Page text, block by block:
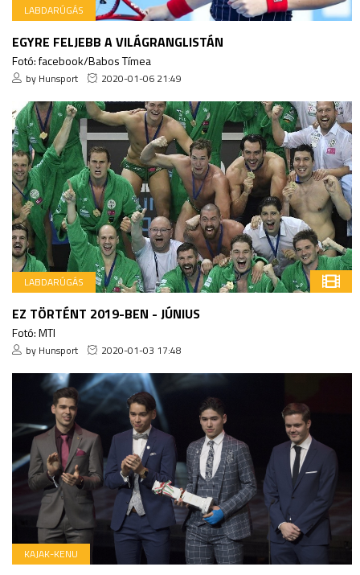
LABDARÚGÁS
EGYRE FELJEBB A VILÁGRANGLISTÁN
Fotó: facebook/Babos Tímea
by Hunsport 2020-01-06 21:49
LABDARÚGÁS
EZ TÖRTÉNT 2019-BEN - JÚNIUS
Fotó: MTI
by Hunsport 2020-01-03 17:48
KAJAK-KENU